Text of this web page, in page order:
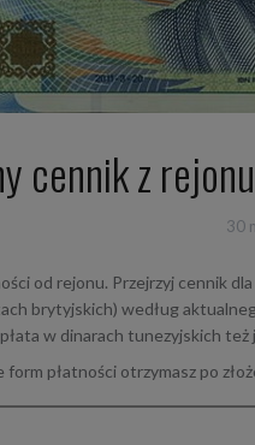
cennik z
30
od rejonu. Przejrzyj cennik
brytyjskich) według
w dinarach tunezyjskich
płatności otrzymasz po